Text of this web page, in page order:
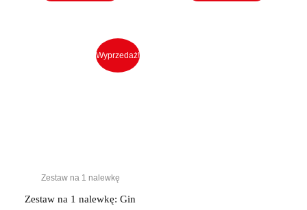
Wyprzedaż!
Zestaw na 1 nalewkę
Zestaw na 1 nalewkę: Gin
Ten
produkt
ma
stronie
produktu